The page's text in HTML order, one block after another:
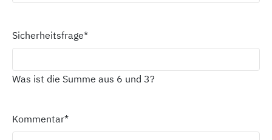
Sicherheitsfrage*
Was ist die Summe aus 6 und 3?
Kommentar*